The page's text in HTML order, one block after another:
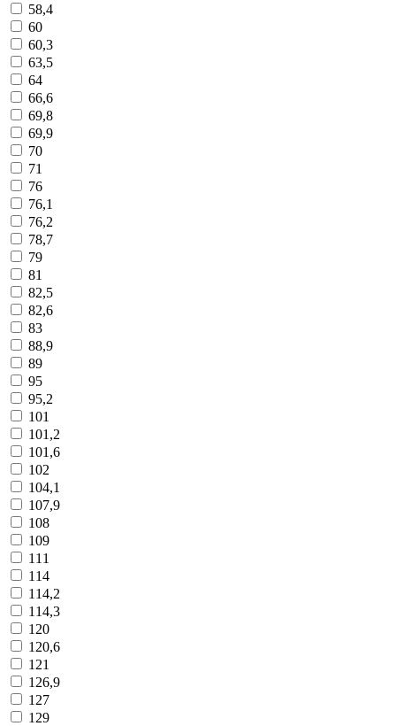
58,4
60
60,3
63,5
64
66,6
69,8
69,9
70
71
76
76,1
76,2
78,7
79
81
82,5
82,6
83
88,9
89
95
95,2
101
101,2
101,6
102
104,1
107,9
108
109
111
114
114,2
114,3
120
120,6
121
126,9
127
129